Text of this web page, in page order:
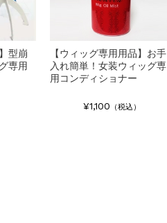
型崩
専用
【ウィッグ専用用品】お手
入れ簡単！女装ウィッグ専
用コンディショナー
¥1,100 （税込）